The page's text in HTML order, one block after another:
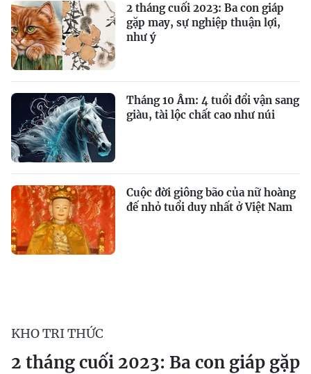
2 tháng cuối 2023: Ba con giáp
gặp may, sự nghiệp thuận lợi,
như ý
Tháng 10 Âm: 4 tuổi đổi vận sang
giàu, tài lộc chất cao như núi
Cuộc đời giông bão của nữ hoàng
đế nhỏ tuổi duy nhất ở Việt Nam
KHO TRI THỨC
2 tháng cuối 2023: Ba con giáp gặp